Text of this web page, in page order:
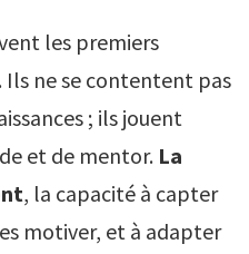
les premiers
ne se contentent pas
; ils jouent
et de mentor. La
, la capacité à capter
motiver, et à adapter